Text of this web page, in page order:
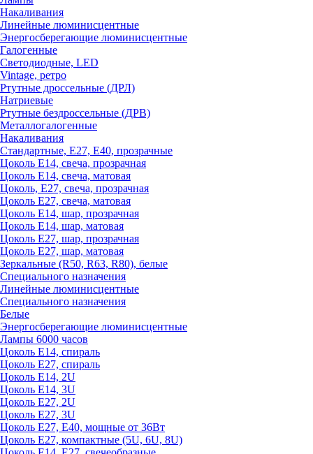
Накаливания
Линейные люминисцентные
Энергосберегающие люминисцентные
Галогенные
Светодиодные, LED
Vintage, ретро
Ртутные дроссельные (ДРЛ)
Натриевые
Ртутные бездроссельные (ДРВ)
Металлогалогенные
Накаливания
Стандартные, Е27, Е40, прозрачные
Цоколь Е14, свеча, прозрачная
Цоколь Е14, свеча, матовая
Цоколь, Е27, свеча, прозрачная
Цоколь Е27, свеча, матовая
Цоколь Е14, шар, прозрачная
Цоколь Е14, шар, матовая
Цоколь Е27, шар, прозрачная
Цоколь Е27, шар, матовая
Зеркальные (R50, R63, R80), белые
Специального назначения
Линейные люминисцентные
Специального назначения
Белые
Энергосберегающие люминисцентные
Лампы 6000 часов
Цоколь Е14, спираль
Цоколь Е27, спираль
Цоколь Е14, 2U
Цоколь Е14, 3U
Цоколь Е27, 2U
Цоколь Е27, 3U
Цоколь Е27, Е40, мощные от 36Вт
Цоколь Е27, компактные (5U, 6U, 8U)